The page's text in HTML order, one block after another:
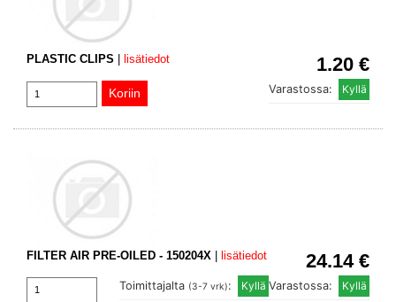
1.20 €
PLASTIC CLIPS lisätiedot
Varastossa:
24.14 €
FILTER AIR PRE-OILED - 150204X | lisätiedot
Varastossa:
Toimittajalta (3-7 vrk):